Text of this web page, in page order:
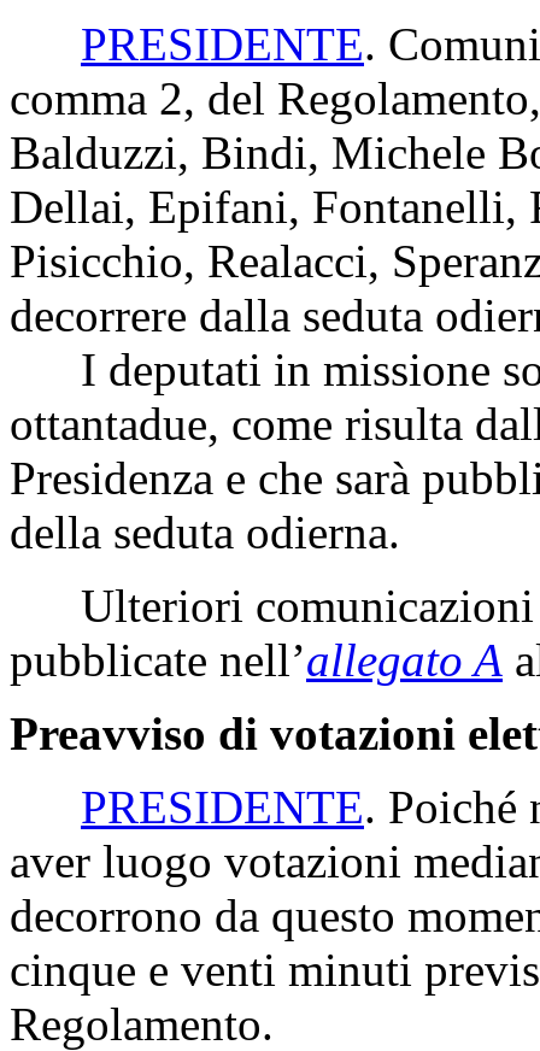
PRESIDENTE.
comma 2, del
Balduzzi, Bindi, Michele
Dellai, Epifani, Fontanelli,
Pisicchio, Realacci,
decorrere dalla seduta
I deputati in missione
ottantadue, come risulta
Presidenza e che sarà
della seduta odierna.
Ulteriori comunicazioni
pubblicate nell’allegato A
Preavviso di votazioni
PRESIDENTE. Poiché
aver luogo votazioni
decorrono da questo
cinque e venti minuti
Regolamento.